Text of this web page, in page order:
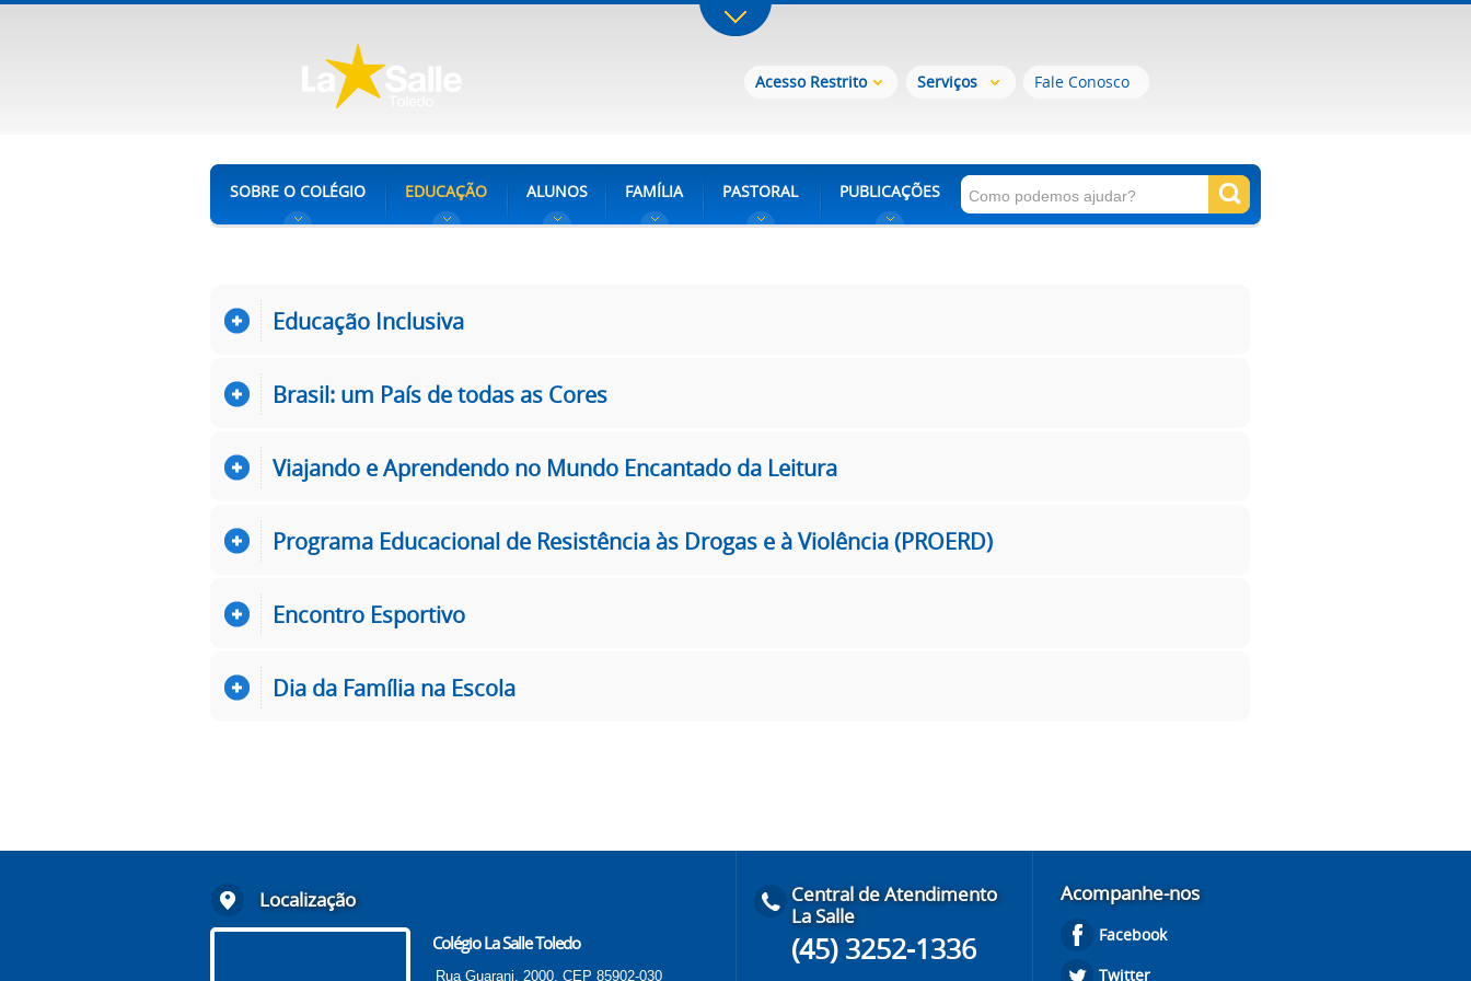
Acesso Restrito Serviços Fale Conosco
SOBRE O COLÉGIO EDUCAÇÃO ALUNOS FAMÍLIA PASTORAL PUBLICAÇÕES
Educação Inclusiva
Brasil: um País de todas as Cores
Viajando e Aprendendo no Mundo Encantado da Leitura
Programa Educacional de Resistência às Drogas e à Violência (PROERD)
Encontro Esportivo
Dia da Família na Escola
Localização
Colégio La Salle Toledo
Rua Guarani, 2000, CEP 85902-030
Central de Atendimento
La Salle
(45) 3252-1336
Acompanhe-nos
Facebook
Twitter